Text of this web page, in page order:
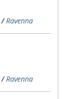
/Ravenna
/Ravenna